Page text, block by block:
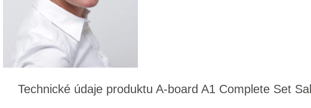
Technické údaje produktu A-board A1 Complete Set